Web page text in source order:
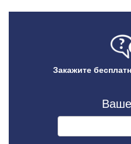
Закажите